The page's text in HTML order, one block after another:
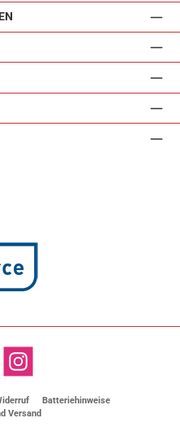
Instagram
Batteriehinweise
Versand